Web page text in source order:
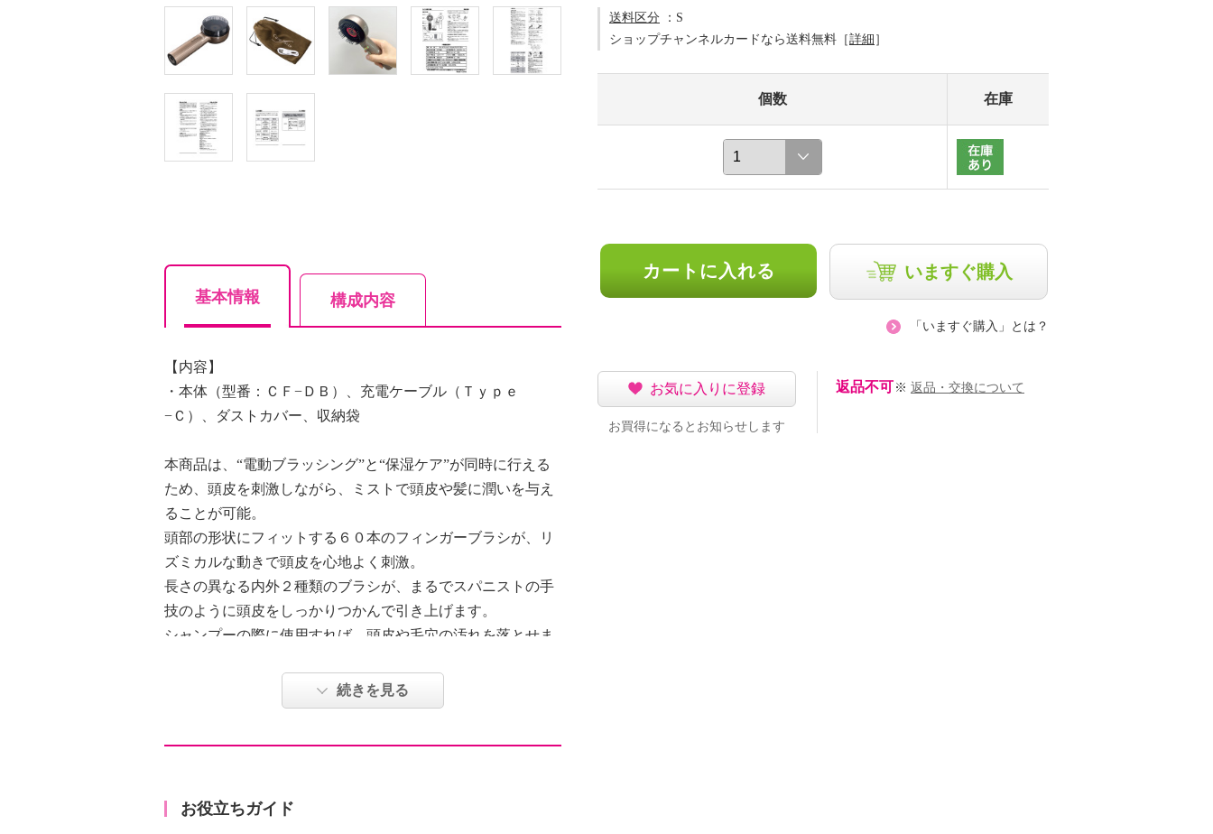
基本情報 構成内容
【内容】
・本体（型番：ＣＦ−ＤＢ）、充電ケーブル（Ｔｙｐｅ
−Ｃ）、ダストカバー、収納袋
本商品は、“電動ブラッシング”と“保湿ケア”が同時に行える
ため、頭皮を刺激しながら、ミストで頭皮や髪に潤いを与え
ることが可能。
頭部の形状にフィットする６０本のフィンガーブラシが、リ
ズミカルな動きで頭皮を心地よく刺激。
長さの異なる内外２種類のブラシが、まるでスパニストの手
技のように頭皮をしっかりつかんで引き上げます。
シャンプーの際に使用すれば、頭皮や毛穴の汚れを落とせま
電源を入れると赤色ＬＥＤも照射される多機能設計。
頭皮と毛髪の環境を整えたい方、頭皮や髪の乾燥が気になる
【材質】
続きを見る
お役立ちガイド
送料区分 ：S
ショップチャンネルカードなら送料無料［詳細 ］
個数 在庫
カートに入れる いますぐ購入
「いますぐ購入」とは？
お気に入りに登録
お買得になるとお知らせします
返品不可 ※ 返品・交換について